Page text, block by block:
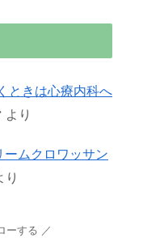
ときは心療内科へ
より
ームクロワッサン
り
ーする